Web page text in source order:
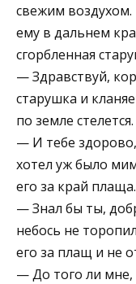
свежим воздухом.
ему в дальнем
сгорбленная
— Здравствуй,
старушка и
по земле стелется.
— И тебе
хотел уж было
его за край плаща.
— Знал бы ты,
небось не
его за плащ и не
— До того ли мне,